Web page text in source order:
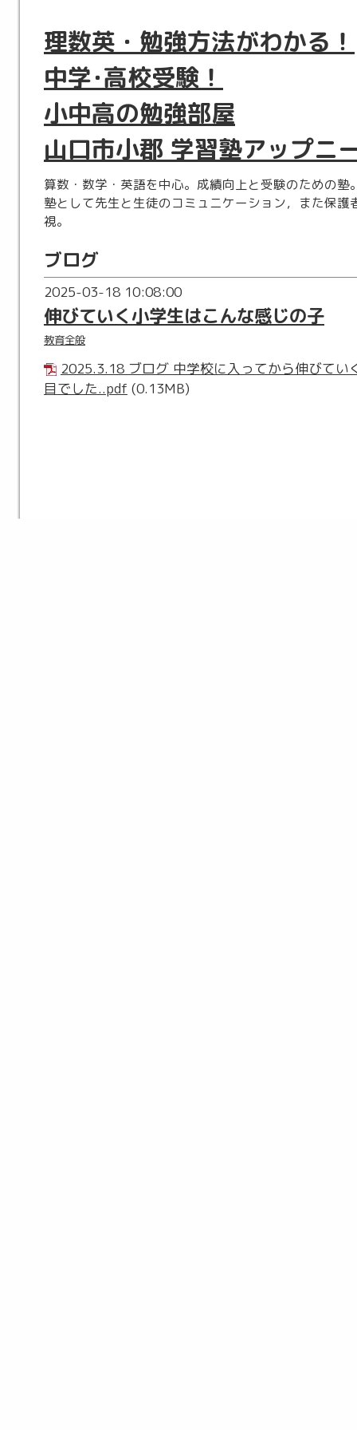
理数英・勉強方法がわかる！
中学･高校受験！
小中高の勉強部屋
山口市小郡 学習塾アップニ
算数・数学・英語を中心。成績向上と受験のための塾
塾として先生と生徒のコミュニケーション，また保護
視。
ブログ
2025-03-18 10:08:00
伸びていく小学生はこんな感じの子
教育全般
2025.3.18 ブログ 中学校に入ってから伸びてい
目でした..pdf (0.13MB)